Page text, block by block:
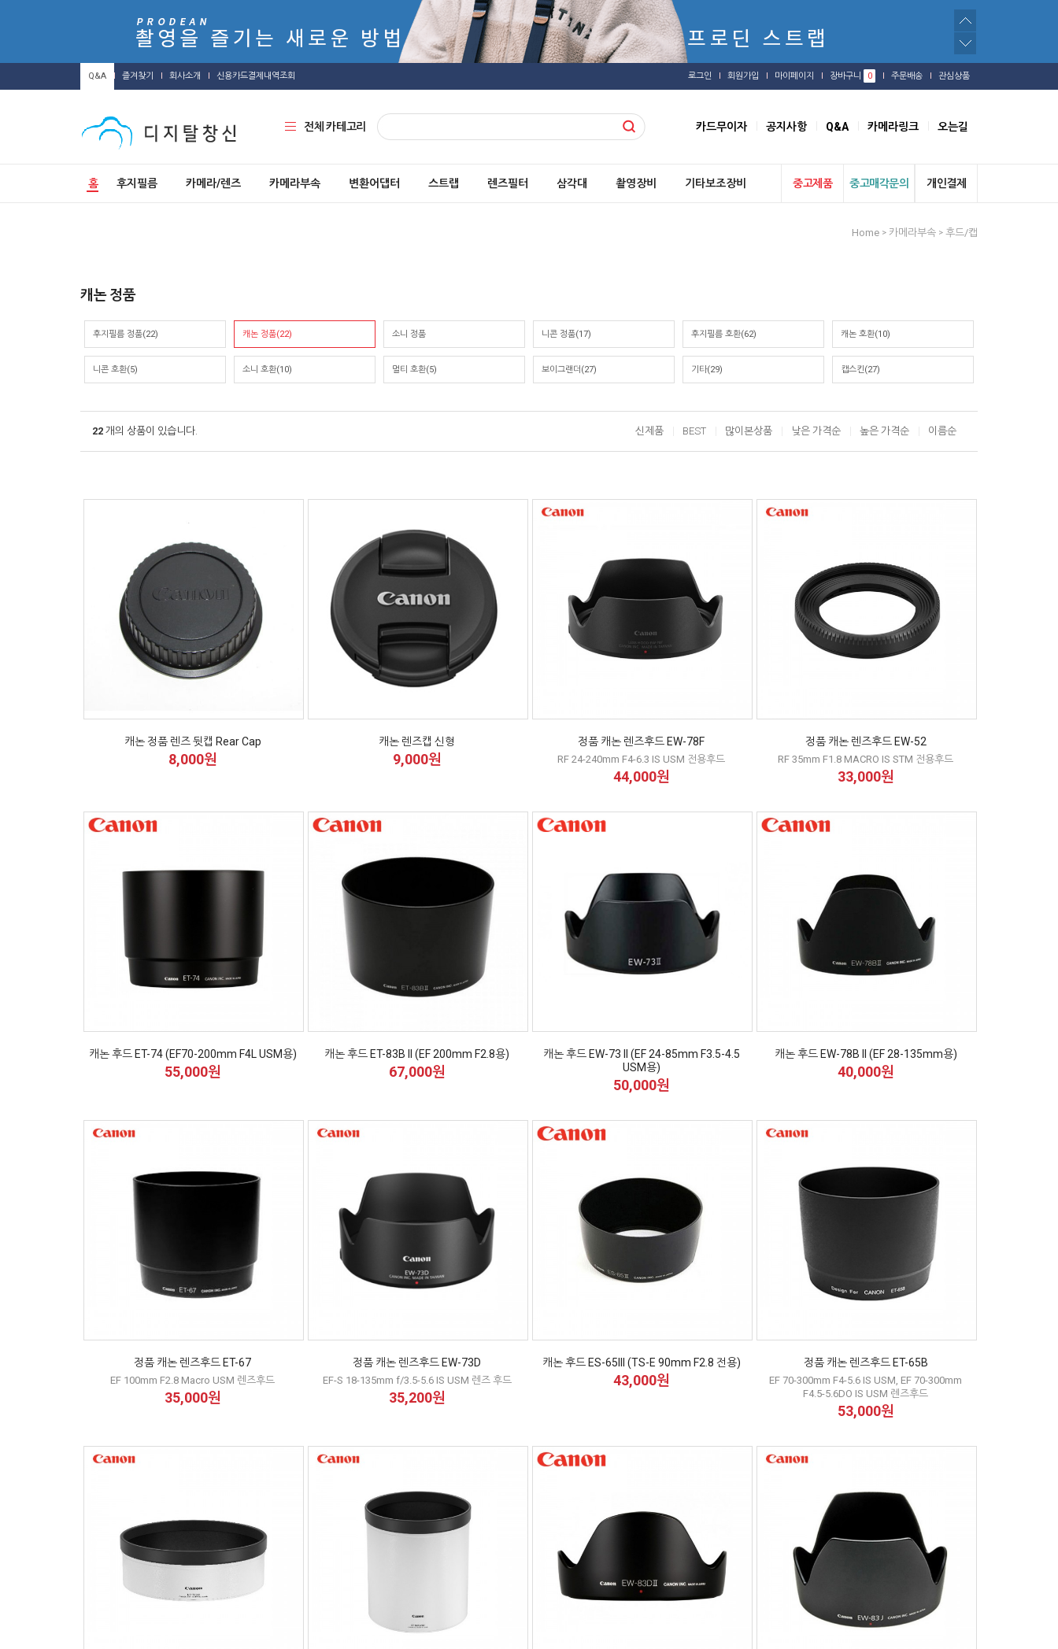
Q&A 즐겨찾기 회사소개 신용카드결제내역조회 로그인 회원가입 마이페이지 장바구니 0 주문배송 관심상품
전체 카테고리 카드무이자 공지사항 Q&A 카메라링크 오는길
홈 후지필름 카메라/렌즈 카메라부속 변환어댑터 스트랩 렌즈필터 삼각대 촬영장비 기타보조장비 중고제품 중고매각문의 개인결제
Home > 카메라부속 > 후드/캡
캐논 정품
후지필름 정품(22) 캐논 정품(22) 소니 정품 니콘 정품(17) 후지필름 호환(62) 캐논 호환(10)
니콘 호환(5) 소니 호환(10) 멀티 호환(5) 보이그랜더(27) 기타(29) 캡스킨(27)
22 개의 상품이 있습니다. 신제품 BEST 많이본상품 낮은 가격순 높은 가격순 이름순
캐논 정품 렌즈 뒷캡 Rear Cap
8,000원
캐논 렌즈캡 신형
9,000원
정품 캐논 렌즈후드 EW-78F
RF 24-240mm F4-6.3 IS USM 전용후드
44,000원
정품 캐논 렌즈후드 EW-52
RF 35mm F1.8 MACRO IS STM 전용후드
33,000원
캐논 후드 ET-74 (EF70-200mm F4L USM용)
55,000원
캐논 후드 ET-83B II (EF 200mm F2.8용)
67,000원
캐논 후드 EW-73 II (EF 24-85mm F3.5-4.5
USM용)
50,000원
캐논 후드 EW-78B II (EF 28-135mm용)
40,000원
정품 캐논 렌즈후드 ET-67
EF 100mm F2.8 Macro USM 렌즈후드
35,000원
정품 캐논 렌즈후드 EW-73D
EF-S 18-135mm f/3.5-5.6 IS USM 렌즈 후드
35,200원
캐논 후드 ES-65III (TS-E 90mm F2.8 전용)
43,000원
정품 캐논 렌즈후드 ET-65B
EF 70-300mm F4-5.6 IS USM, EF 70-300mm
F4.5-5.6DO IS USM 렌즈후드
53,000원